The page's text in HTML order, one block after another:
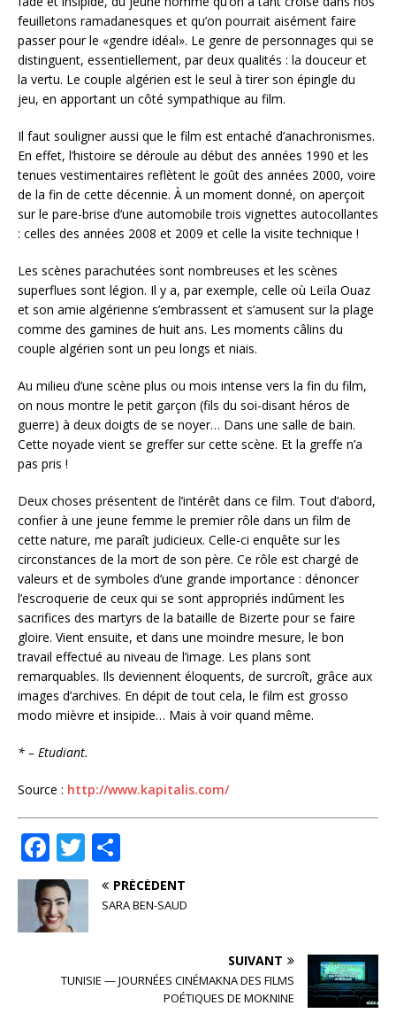
feuilletons ramadanesques et qu’on pourrait aisément faire
passer pour le «gendre idéal». Le genre de personnages qui se
distinguent, essentiellement, par deux qualités : la douceur et
la vertu. Le couple algérien est le seul à tirer son épingle du
jeu, en apportant un côté sympathique au film.
Il faut souligner aussi que le film est entaché d’anachronismes.
En effet, l’histoire se déroule au début des années 1990 et les
tenues vestimentaires reflètent le goût des années 2000, voire
de la fin de cette décennie. À un moment donné, on aperçoit
sur le pare-brise d’une automobile trois vignettes autocollantes
: celles des années 2008 et 2009 et celle la visite technique !
Les scènes parachutées sont nombreuses et les scènes
superflues sont légion. Il y a, par exemple, celle où Leïla Ouaz
et son amie algérienne s’embrassent et s’amusent sur la plage
comme des gamines de huit ans. Les moments câlins du
couple algérien sont un peu longs et niais.
Au milieu d’une scène plus ou mois intense vers la fin du film,
on nous montre le petit garçon (fils du soi-disant héros de
guerre) à deux doigts de se noyer… Dans une salle de bain.
Cette noyade vient se greffer sur cette scène. Et la greffe n’a
pas pris !
Deux choses présentent de l’intérêt dans ce film. Tout d’abord,
confier à une jeune femme le premier rôle dans un film de
cette nature, me paraît judicieux. Celle-ci enquête sur les
circonstances de la mort de son père. Ce rôle est chargé de
valeurs et de symboles d’une grande importance : dénoncer
l’escroquerie de ceux qui se sont appropriés indûment les
sacrifices des martyrs de la bataille de Bizerte pour se faire
gloire. Vient ensuite, et dans une moindre mesure, le bon
travail effectué au niveau de l’image. Les plans sont
remarquables. Ils deviennent éloquents, de surcroît, grâce aux
images d’archives. En dépit de tout cela, le film est grosso
modo mièvre et insipide… Mais à voir quand même.
* – Etudiant.
Source : http://www.kapitalis.com/
F
a
c
e
o
T
w
it
te
ar
ta
r
PRÉCÉDENT
SARA BEN-SAUD
SUIVANT
TUNISIE — JOURNÉES CINÉMAKNA DES FILMS
POÉTIQUES DE MOKNINE